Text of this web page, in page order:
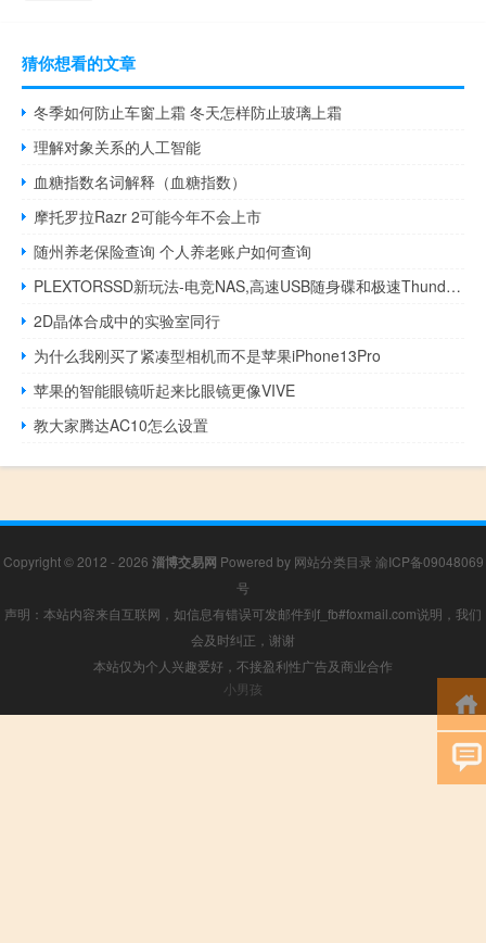
猜你想看的文章
冬季如何防止车窗上霜 冬天怎样防止玻璃上霜
理解对象关系的人工智能
血糖指数名词解释（血糖指数）
摩托罗拉Razr 2可能今年不会上市
随州养老保险查询 个人养老账户如何查询
PLEXTORSSD新玩法-电竞NAS,高速USB随身碟和极速Thunderbolt3DAS
2D晶体合成中的实验室同行
为什么我刚买了紧凑型相机而不是苹果iPhone13Pro
苹果的智能眼镜听起来比眼镜更像VIVE
教大家腾达AC10怎么设置
Copyright © 2012 - 2026 淄博交易网 Powered by 网站分类目录 渝ICP备09048069
号
声明：本站内容来自互联网，如信息有错误可发邮件到f_fb#foxmail.com说明，我们
会及时纠正，谢谢
本站仅为个人兴趣爱好，不接盈利性广告及商业合作
小男孩